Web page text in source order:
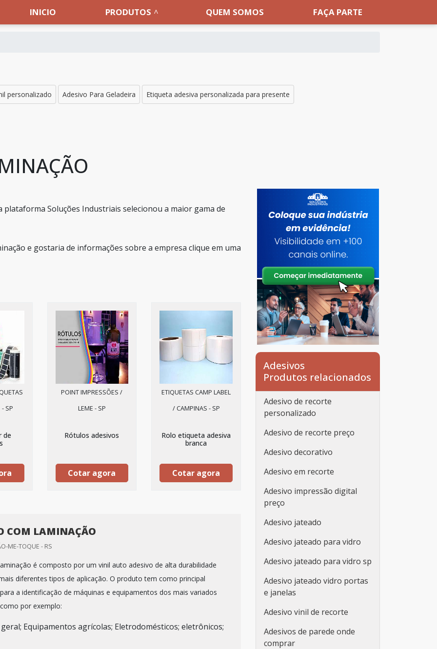
INICIO PRODUTOS QUEM SOMOS FAÇA PARTE
personalizado Adesivo Para Geladeira Etiqueta adesiva personalizada para presente
Soluções Industriais selecionou a maior gama de
e gostaria de informações sobre a empresa clique em uma
SP
de
POINT IMPRESSÕES /
LEME - SP
Rótulos adesivos
Cotar agora
ETIQUETAS CAMP LABEL
/ CAMPINAS - SP
Rolo etiqueta adesiva
branca
Cotar agora
COM LAMINAÇÃO
ME-TOQUE - RS
é composto por um vinil auto adesivo de alta durabilidade
diferentes tipos de aplicação. O produto tem como principal
a identificação de máquinas e equipamentos dos mais variados
por exemplo:
Equipamentos agrícolas; Eletrodomésticos; eletrônicos;
Adesivos
Produtos relacionados
Adesivo de recorte
personalizado
Adesivo de recorte preço
Adesivo decorativo
Adesivo em recorte
Adesivo impressão digital
preço
Adesivo jateado
Adesivo jateado para vidro
Adesivo jateado para vidro sp
Adesivo jateado vidro portas
e janelas
Adesivo vinil de recorte
Adesivos de parede onde
comprar